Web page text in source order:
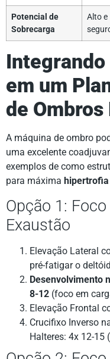
Potencial de
Sobrecarga
Alto e
em um
de Ombros
A máquina de ombro
uma excelente
exemplos de como
para máxima hipertrofia
Opção 1:
Exaustão
Elevação Lateral
pré-fatigar o
Desenvolvimento
8-12 (foco em
Elevação Frontal
Crucifixo Inverso
Halteres: 4x 12-15